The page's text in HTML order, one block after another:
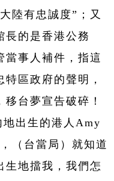
陸有忠誠度”；又
長的是香港公務
當事人補件，指這
區政府的聲明，
台夢宣告破碎！
出生的港人Amy
（台當局）就知道
生地擋我，我們怎